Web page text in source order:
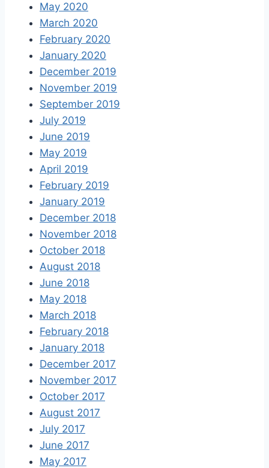
May 2020
March 2020
February 2020
January 2020
December 2019
November 2019
September 2019
July 2019
June 2019
May 2019
April 2019
February 2019
January 2019
December 2018
November 2018
October 2018
August 2018
June 2018
May 2018
March 2018
February 2018
January 2018
December 2017
November 2017
October 2017
August 2017
July 2017
June 2017
May 2017